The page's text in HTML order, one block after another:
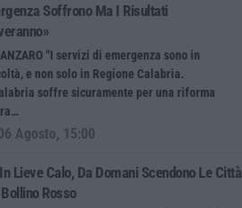
Soffrono Ma I Risultati
“I servizi di emergenza sono in
e non solo in Regione Calabria.
soffre sicuramente per una riforma
Agosto, 15:00
Lieve Calo, Da Domani Scendono Le Città
Rosso